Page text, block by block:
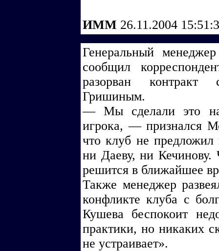
ИММ 26.11.2004
Генеральный
сообщил
разорван контракт
Гришиным.
— Мы сделали это на
игрока, — признался
что клуб не предложил
ни Даеву, ни Кечинову.
решится в ближайшее
Также менеджер
конфликте клуба с
Кушева беспокоит
практики, но никаких
не устраивает».